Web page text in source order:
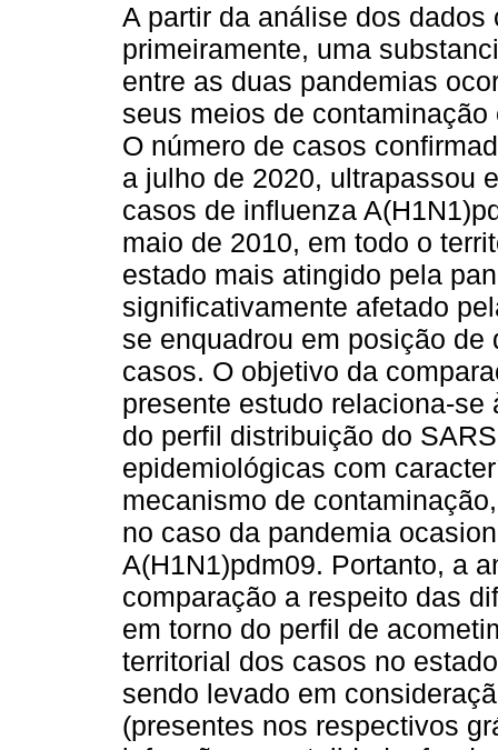
A partir da análise dos
primeiramente, uma
entre as duas pandemias
seus meios de
O número de casos
a julho de 2020, ultrapassou
casos de influenza
maio de 2010, em todo o
estado mais atingido pela
significativamente afetado
se enquadrou em posição de
casos. O objetivo da
presente estudo relaciona-
do perfil distribuição do
epidemiológicas com
mecanismo de
no caso da pandemia
A(H1N1)pdm09. Portanto, a
comparação a respeito das
em torno do perfil de
territorial dos casos no
sendo levado em
(presentes nos respectivos